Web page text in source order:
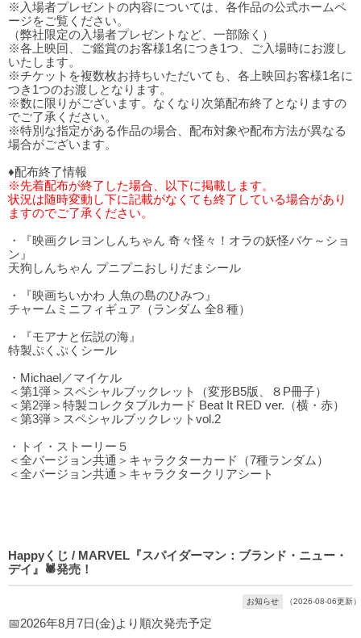
※入場者プレゼントの内容については、各作品の公式ホームペ
ージをご覧ください。
（弊社限定の入場者プレゼントなど、一部除く）
※各上映回、ご鑑賞のお客様1名につき1つ、ご入場時にお渡し
いたします。
※チケットを複数枚お持ちいただいても、各上映回お客様1名に
つき1つのお渡しとなります。
※数に限りがございます。なくなり次第配布終了となりますの
でご了承ください。
※特別な指定がある作品の場合、配布対象や配布方法が異なる
場合がございます。
♦配布終了情報
※先着配布が終了した場合、以下に掲載します。
状況は随時変動し下に記載がなくても終了している場合があり
ますのでご了承ください。
・『映画クレヨンしんちゃん 奇々怪々！オラの妖怪バケ～ショ
ン』
天狗しんちゃん プニプニおしりだまシール
・『映画ちいかわ 人魚の島のひみつ』
チャームミニフィギュア（ランダム 全8 種）
・『モアナと伝説の海』
特製ぷくぷくシール
・Michael／マイケル
＜第1弾＞スペシャルブックレット（変形B5版、８P冊子）
＜第2弾＞特製コレクタブルカード Beat It RED ver.（横・赤）
＜第3弾＞スペシャルブックレットvol.2
・トイ・ストーリー５
＜全バージョン共通＞キャラクターカード（7種ランダム）
＜全バージョン共通＞キャラクタークリアシート
Happyくじ / MARVEL『スパイダーマン：ブランド・ニュー・
デイ』🕷発売！
お知らせ （2026-08-06更新）
📅2026年8月7日(金)より順次発売予定